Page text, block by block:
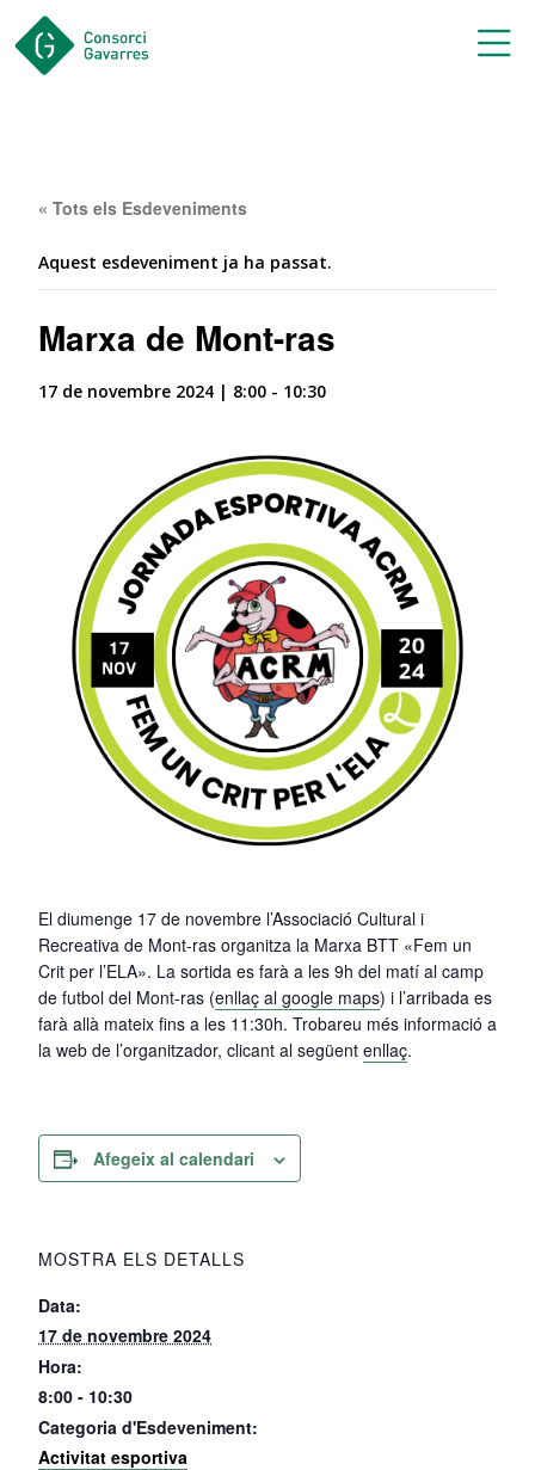
« Tots els Esdeveniments
Aquest esdeveniment ja ha passat.
Marxa de Mont-ras
17 de novembre 2024 | 8:00 - 10:30
El diumenge 17 de novembre l’Associació Cultural i
Recreativa de Mont-ras organitza la Marxa BTT «Fem un
Crit per l’ELA». La sortida es farà a les 9h del matí al camp
de futbol del Mont-ras (enllaç al google maps) i l’arribada es
farà allà mateix fins a les 11:30h. Trobareu més informació a
la web de l’organitzador, clicant al següent enllaç.
Afegeix al calendari
MOSTRA ELS DETALLS
Data:
17 de novembre 2024
Hora:
8:00 - 10:30
Categoria d'Esdeveniment:
Activitat esportiva